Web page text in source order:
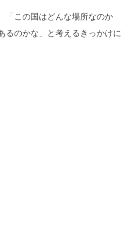
「この国はどんな場所なのか
るのかな」と考えるきっかけに